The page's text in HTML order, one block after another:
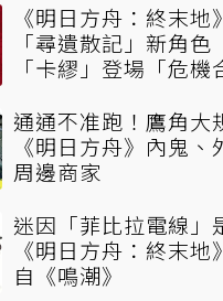
《明日方舟：終末地
「尋遺散記」新角色
「卡繆」登場「危
通通不准跑！鷹角大
《明日方舟》內鬼、
周邊商家
迷因「菲比拉電線」
《明日方舟：終末地
自《鳴潮》